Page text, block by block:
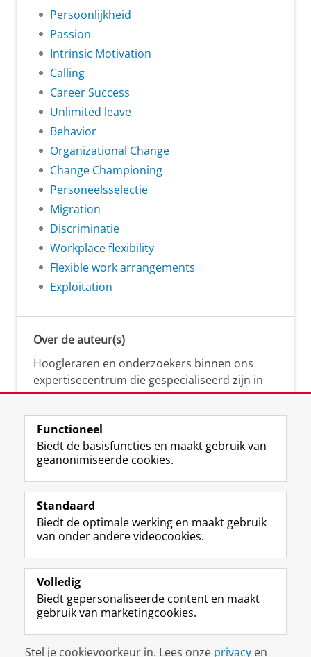
Persoonlijkheid
Passion
Intrinsic Motivation
Calling
Career Success
Unlimited leave
Behavior
Organizational Change
Change Championing
Personeelsselectie
Migration
Discriminatie
Workplace flexibility
Flexible work arrangements
Exploitation
Over de auteur(s)
Hoogleraren en onderzoekers binnen ons
expertisecentrum die gespecialiseerd zijn in
samenwerken, innovatie, creativiteit,
diversiteit, leiderschap en ethisch gedrag.
Over deze blog
Via deze blog vertalen onze experts hun
(actuele) wetenschappelijke kennis naar
praktische, heldere en toegankelijke inzichten.
Disclaimer & Copyright
Functioneel
Biedt de basisfuncties en maakt gebruik van
geanonimiseerde cookies.
Standaard
Biedt de optimale werking en maakt gebruik
van onder andere videocookies.
Volledig
Biedt gepersonaliseerde content en maakt
gebruik van marketingcookies.
Stel je cookievoorkeur in. Lees onze privacy en